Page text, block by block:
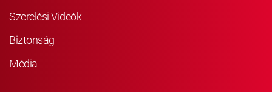
Szerelési Videók
Biztonság
Média